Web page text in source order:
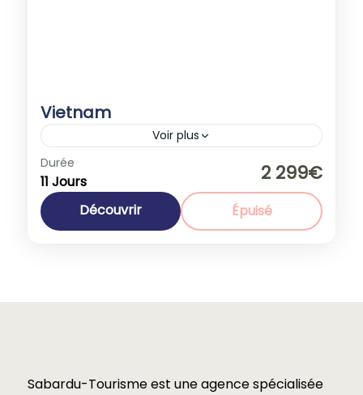
Vietnam
Voir plus
Promotions
Asie,Vietnam
1-35 People
Durée
11 Jours 2 299€
Découvrir Épuisé
Sabardu-Tourisme est une agence spécialisée